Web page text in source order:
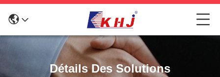
Détails Des Solutions